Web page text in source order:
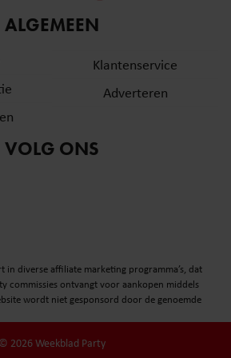
media, adverteren en analyse. Deze
ze heeft verstrekt of die ze hebben
van uw gebruik van hun services. U
ALGEMEEN
Klantenservice
Adverteren
VOLG ONS
in diverse affiliate marketing programma’s, dat
commissies ontvangt voor aankopen middels
wordt niet gesponsord door de genoemde
© 2026 Weekblad Party